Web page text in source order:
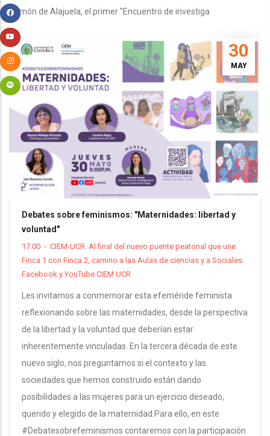
Ramón de Alajuela, el primer "Encuentro de investiga
30
MAY
Debates sobre feminismos: "Maternidades: libertad y
voluntad"
17:00 - CIEM-UCR. Al final del nuevo puente peatonal que une
Finca 1 con Finca 2, camino a las Aulas de ciencias y a Sociales.
Facebook y YouTube CIEM UCR
Les invitamos a conmemorar esta efeméride feminista
reflexionando sobre las maternidades, desde la perspectiva
de la libertad y la voluntad que deberían estar
inherentemente vinculadas. En la tercera década de este
nuevo siglo, nos preguntamos si el contexto y las
sociedades que hemos construido están dando
posibilidades a las mujeres para un ejercicio deseado,
querido y elegido de la maternidad.Para ello, en este
#Debatesobrefeminismos contaremos con la participación